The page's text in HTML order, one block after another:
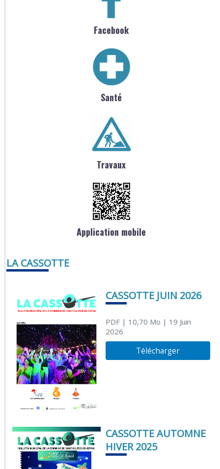
Facebook
Santé
Travaux
Application mobile
LA CASSOTTE
CASSOTTE JUIN 2026
PDF| 10,70 Mo | 19 Juin
2026
Télécharger
CASSOTTE AUTOMNE
HIVER 2025